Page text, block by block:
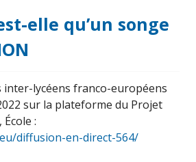
elle qu’un songe
inter-lycéens franco-européens
sur la plateforme du Projet
:
diffusion-en-direct-564/